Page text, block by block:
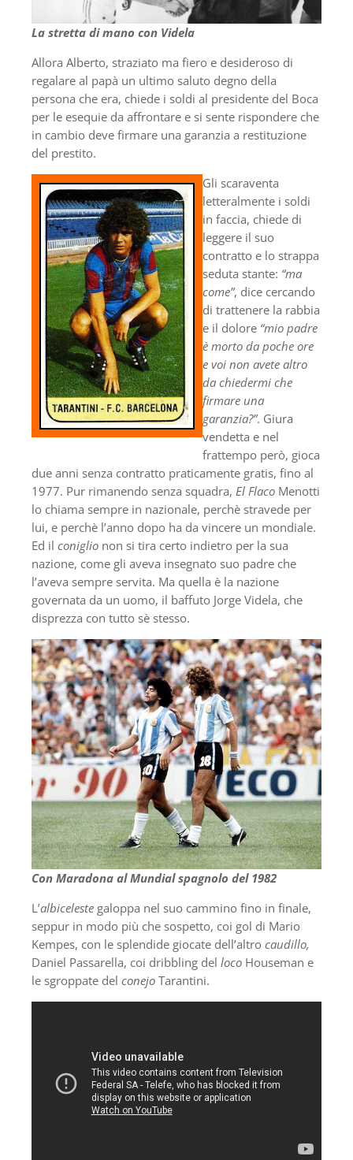
La stretta di mano con Videla
Allora Alberto, straziato ma fiero e desideroso di
regalare al papà un ultimo saluto degno della
persona che era, chiede i soldi al presidente del Boca
per le esequie da affrontare e si sente rispondere che
in cambio deve firmare una garanzia a restituzione
del prestito.
Gli scaraventa
letteralmente i soldi
in faccia, chiede di
leggere il suo
contratto e lo strappa
seduta stante: “ma
come”, dice cercando
di trattenere la rabbia
e il dolore “mio padre
è morto da poche ore
e voi non avete altro
da chiedermi che
firmare una
garanzia?”. Giura
vendetta e nel
frattempo però, gioca
due anni senza contratto praticamente gratis, fino al
1977. Pur rimanendo senza squadra, El Flaco Menotti
lo chiama sempre in nazionale, perchè stravede per
lui, e perchè l’anno dopo ha da vincere un mondiale.
Ed il coniglio non si tira certo indietro per la sua
nazione, come gli aveva insegnato suo padre che
l’aveva sempre servita. Ma quella è la nazione
governata da un uomo, il baffuto Jorge Videla, che
disprezza con tutto sè stesso.
Con Maradona al Mundial spagnolo del 1982
L’albiceleste galoppa nel suo cammino fino in finale,
seppur in modo più che sospetto, coi gol di Mario
Kempes, con le splendide giocate dell’altro caudillo,
Daniel Passarella, coi dribbling del loco Houseman e
le sgroppate del conejo Tarantini.